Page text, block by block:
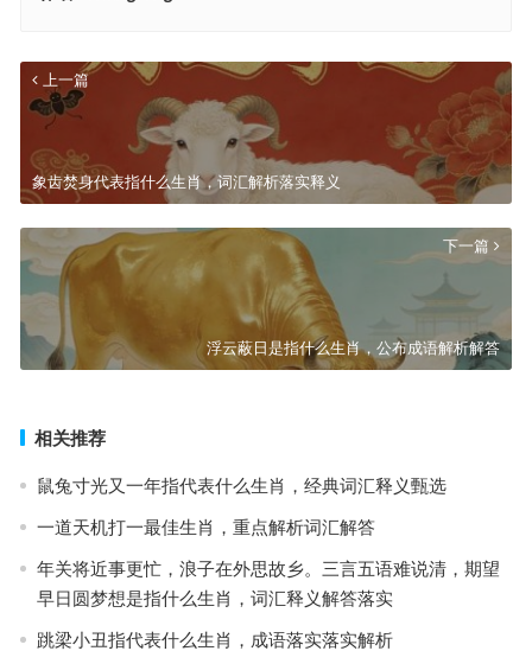
上一篇
象齿焚身代表指什么生肖，词汇解析落实释义
下一篇
浮云蔽日是指什么生肖，公布成语解析解答
相关推荐
鼠兔寸光又一年指代表什么生肖，经典词汇释义甄选
一道天机打一最佳生肖，重点解析词汇解答
年关将近事更忙，浪子在外思故乡。三言五语难说清，期望
早日圆梦想是指什么生肖，词汇释义解答落实
跳梁小丑指代表什么生肖，成语落实落实解析